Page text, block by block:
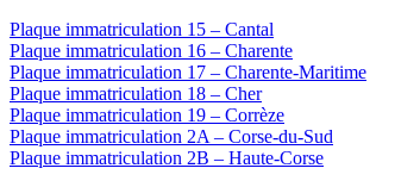
Plaque immatriculation 15 – Cantal
Plaque immatriculation 16 – Charente
Plaque immatriculation 17 – Charente-Maritime
Plaque immatriculation 18 – Cher
Plaque immatriculation 19 – Corrèze
Plaque immatriculation 2A – Corse-du-Sud
Plaque immatriculation 2B – Haute-Corse